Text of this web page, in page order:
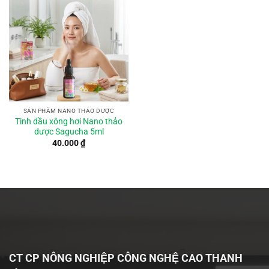
SẢN PHẨM NANO THẢO DƯỢC
Tinh dầu xông hơi Nano thảo
dược Sagucha 5ml
40.000₫
CT CP NÔNG NGHIỆP CÔNG NGHỆ CAO THANH